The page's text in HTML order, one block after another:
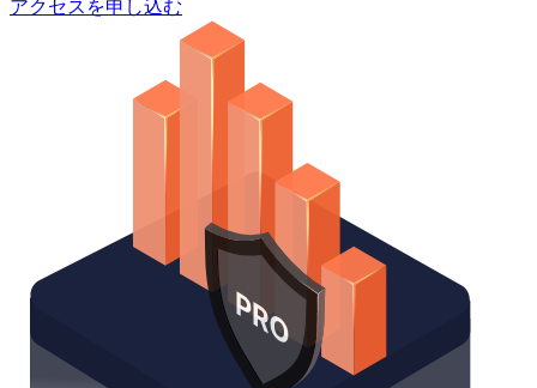
アクセスを申し込む